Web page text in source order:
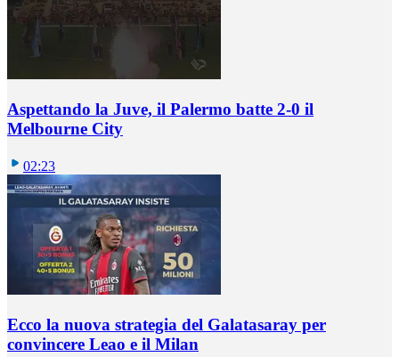
Aspettando la Juve, il Palermo batte 2-0 il
Melbourne City
02:23
Ecco la nuova strategia del Galatasaray per
convincere Leao e il Milan